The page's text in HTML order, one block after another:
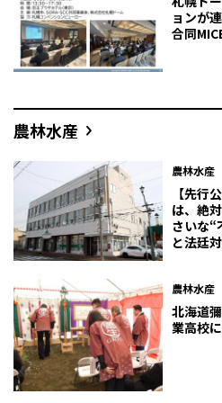
ョンが
合同
農林水産
農林水産
【先行
は、絶
さいな“
と法廷
農林水産
北海道
業高校